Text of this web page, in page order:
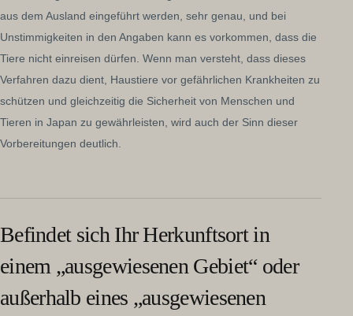
aus dem Ausland eingeführt werden, sehr genau, und bei
Unstimmigkeiten in den Angaben kann es vorkommen, dass die
Tiere nicht einreisen dürfen. Wenn man versteht, dass dieses
Verfahren dazu dient, Haustiere vor gefährlichen Krankheiten zu
schützen und gleichzeitig die Sicherheit von Menschen und
Tieren in Japan zu gewährleisten, wird auch der Sinn dieser
Vorbereitungen deutlich.
Befindet sich Ihr Herkunftsort in
einem „ausgewiesenen Gebiet“ oder
außerhalb eines „ausgewiesenen